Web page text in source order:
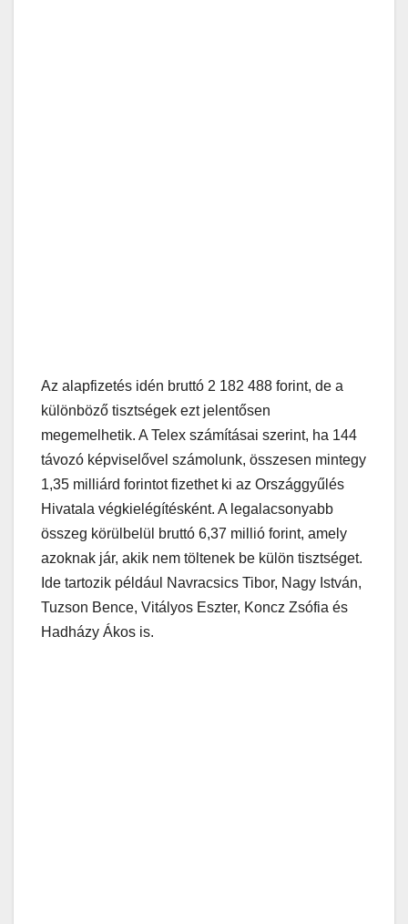
Az alapfizetés idén bruttó 2 182 488 forint, de a
különböző tisztségek ezt jelentősen
megemelhetik. A Telex számításai szerint, ha 144
távozó képviselővel számolunk, összesen mintegy
1,35 milliárd forintot fizethet ki az Országgyűlés
Hivatala végkielégítésként. A legalacsonyabb
összeg körülbelül bruttó 6,37 millió forint, amely
azoknak jár, akik nem töltenek be külön tisztséget.
Ide tartozik például Navracsics Tibor, Nagy István,
Tuzson Bence, Vitályos Eszter, Koncz Zsófia és
Hadházy Ákos is.